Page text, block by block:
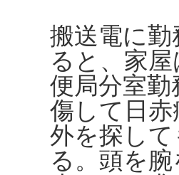
搬送電に
ると、家
便局分室
傷して日
外を探し
る。頭を